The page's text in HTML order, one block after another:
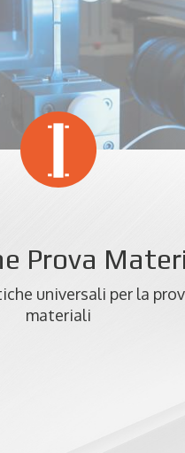
Prova
universali per la
materiali